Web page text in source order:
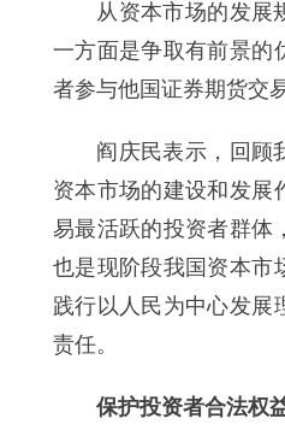
从资本市场的发展规
一方面是争取有前景的
者参与他国证券期货交
阎庆民表示，回顾我
资本市场的建设和发展
易最活跃的投资者群体
也是现阶段我国资本市
践行以人民为中心发展
责任。
保护投资者合法权